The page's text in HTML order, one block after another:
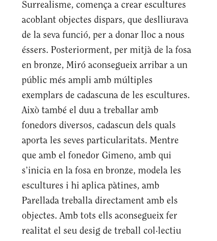
Surrealisme, comença a crear escultures
acoblant objectes dispars, que deslliurava
de la seva funció, per a donar lloc a nous
éssers. Posteriorment, per mitjà de la fosa
en bronze, Miró aconsegueix arribar a un
públic més ampli amb múltiples
exemplars de cadascuna de les escultures.
Això també el duu a treballar amb
fonedors diversos, cadascun dels quals
aporta les seves particularitats. Mentre
que amb el fonedor Gimeno, amb qui
s’inicia en la fosa en bronze, modela les
escultures i hi aplica pàtines, amb
Parellada treballa directament amb els
objectes. Amb tots ells aconsegueix fer
realitat el seu desig de treball col·lectiu